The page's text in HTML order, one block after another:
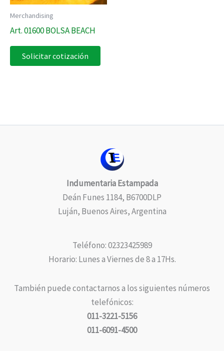
Merchandising
Art. 01600 BOLSA BEACH
Solicitar cotización
Indumentaria Estampada
Deán Funes 1184, B6700DLP
Luján, Buenos Aires, Argentina
Teléfono: 02323425989
Horario: Lunes a Viernes de 8 a 17Hs.
También puede contactarnos a los siguientes números
telefónicos:
011-3221-5156
011-6091-4500